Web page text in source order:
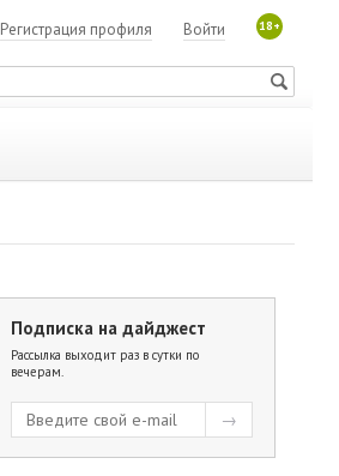
18+
Войти
Регистрация профиля
Подписка на дайджест
Рассылка выходит раз в сутки по
вечерам.